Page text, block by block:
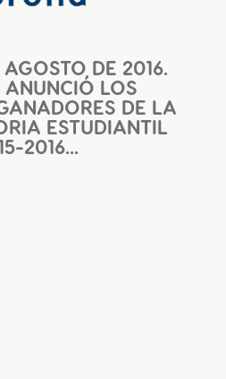
DE 2016.
LOS
DE LA
ESTUDIANTIL
2016...